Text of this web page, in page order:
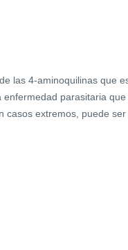
las 4-aminoquilinas que
enfermedad parasitaria
extremos, puede ser